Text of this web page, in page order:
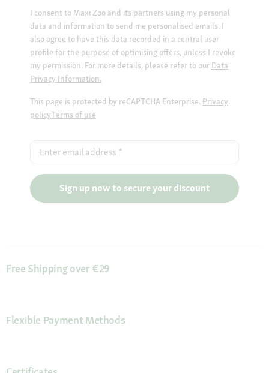
I consent to Maxi Zoo and its partners using my personal
data and information to send me personalised emails. I
also agree to have this data recorded in a central user
profile for the purpose of optimising offers, unless I revoke
my permission. For more details, please refer to our Data
Privacy Information.
This page is protected by reCAPTCHA Enterprise. Privacy
policyTerms of use
Enter email address *
Sign up now to secure your discount
Free Shipping over €29
Flexible Payment Methods